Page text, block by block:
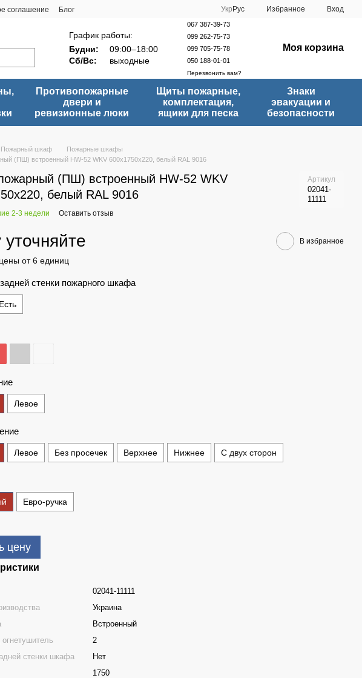
соглашение Блог Укр Рус Избранное Вход
График работы:
Будни:
09:00–18:00
Сб/Вс:
выходные
067 387-39-73
099 262-75-73
099 705-75-78
050 188-01-01
Перезвонить вам?
Моя корзина
Противопожарные
двери и
ревизионные люки
Щиты пожарные,
комплектация,
ящики для песка
Знаки
эвакуации и
безопасности
Пожарный шкаф
Пожарные шкафы
(ПШ) встроенный HW-52 WKV 600х1750х220, белый RAL 9016
(ПШ) встроенный HW-52 WKV
белый RAL 9016
Артикул
02041-
11111
2-3 недели Оставить отзыв
В избранное
от 6 единиц
стенки пожарного шкафа
Есть
Левое
Левое Без просечек Верхнее Нижнее С двух сторон
Евро-ручка
цену
02041-11111
Украина
Встроенный
2
стенки шкафа
Нет
1750